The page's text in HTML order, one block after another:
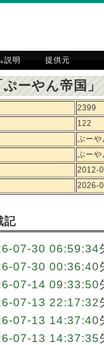
説明 提供元
ぷーやん帝国
2399
122
ぷーや
ぷー
2012-
2026-
記
07-30 06:59:34
07-30 00:36:40
07-14 09:33:50
07-13 22:17:32
07-13 14:37:40
07-13 14:37:35